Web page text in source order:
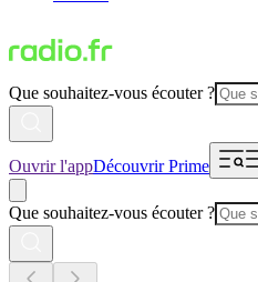
Que souhaitez-vous écouter ?
Ouvrir l'appDécouvrir Prime
Que souhaitez-vous écouter ?